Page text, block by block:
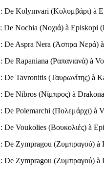
: De Kolymvari (Κολυμβάρι) à
: De Nochia (Νοχιά) à Episkopi (
: De Aspra Nera (Άσπρα Νερά)
: De Rapaniana (Ραπανιανά) à
: De Tavronitis (Ταυρωνίτης) à
: De Nibros (Νίμπρος) à
: De Polemarchi (Πολεμάρχι) à
: De Voukolies (Βουκολιές) à
: De Zympragou (Ζυμπραγού) à
: De Zympragou (Ζυμπραγού) à